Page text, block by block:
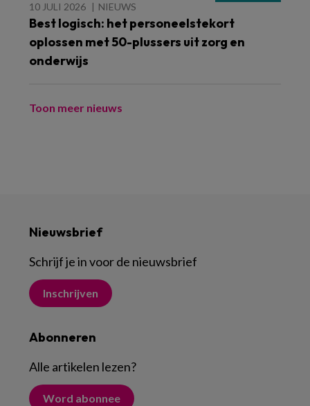
10 JULI 2026 NIEUWS
Best logisch: het personeelstekort
oplossen met 50-plussers uit zorg en
onderwijs
Toon meer nieuws
Nieuwsbrief
Schrijf je in voor de nieuwsbrief
Inschrijven
Abonneren
Alle artikelen lezen?
Word abonnee